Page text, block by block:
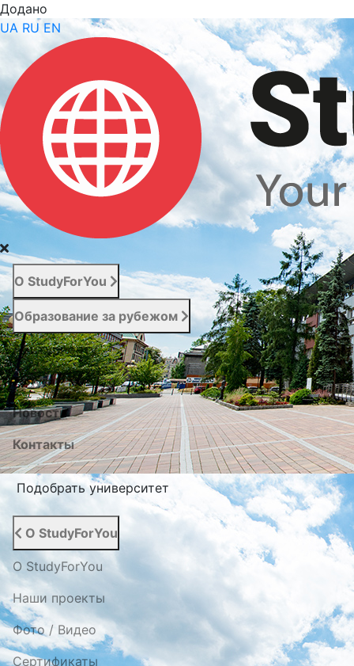
Додано
UA RU EN
О StudyForYou
Образование за рубежом
Абитуриенту
Услуги
Новости
Контакты
Подобрать университет
О StudyForYou
О StudyForYou
Наши проекты
Фото / Видео
Cертификаты